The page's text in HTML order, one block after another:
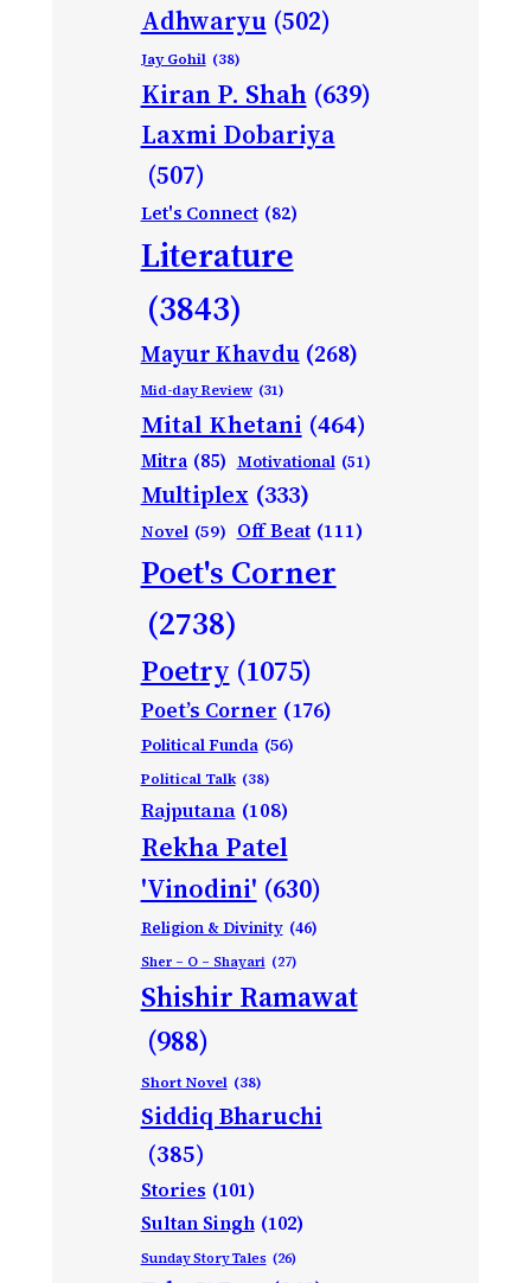
Adhwaryu (502)
Jay Gohil (38)
Kiran P. Shah (639)
Laxmi Dobariya
(507)
Let's Connect (82)
Literature
(3843)
Mayur Khavdu (268)
Mid-day Review (31)
Mital Khetani (464)
Mitra (85) Motivational (51)
Multiplex (333)
Novel (59) Off Beat (111)
Poet's Corner
(2738)
Poetry (1075)
Poet’s Corner (176)
Political Funda (56)
Political Talk (38)
Rajputana (108)
Rekha Patel
'Vinodini' (630)
Religion & Divinity (46)
Sher – O – Shayari (27)
Shishir Ramawat
(988)
Short Novel (38)
Siddiq Bharuchi
(385)
Stories (101)
Sultan Singh (102)
Sunday Story Tales (26)